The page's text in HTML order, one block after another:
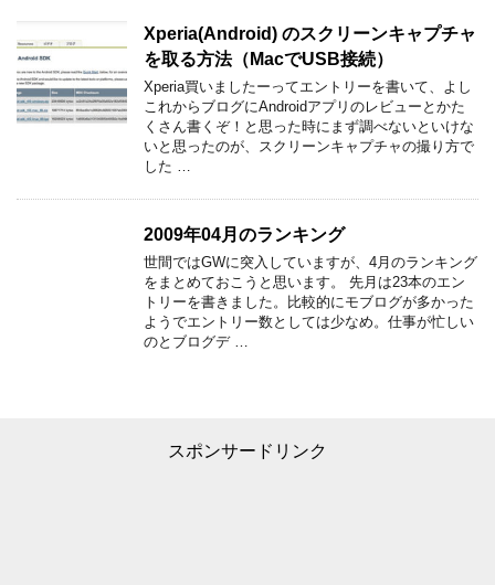
Xperia(Android) のスクリーンキャプチャ
を取る方法（MacでUSB接続）
Xperia買いましたーってエントリーを書いて、よし
これからブログにAndroidアプリのレビューとかた
くさん書くぞ！と思った時にまず調べないといけな
いと思ったのが、スクリーンキャプチャの撮り方で
した …
2009年04月のランキング
世間ではGWに突入していますが、4月のランキング
をまとめておこうと思います。 先月は23本のエン
トリーを書きました。比較的にモブログが多かった
ようでエントリー数としては少なめ。仕事が忙しい
のとブログデ …
スポンサードリンク